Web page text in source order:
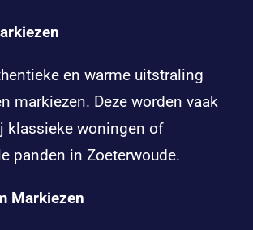
en warme uitstraling
markiezen. Deze worden vaak
klassieke woningen of
panden in Zoeterwoude.
Markiezen